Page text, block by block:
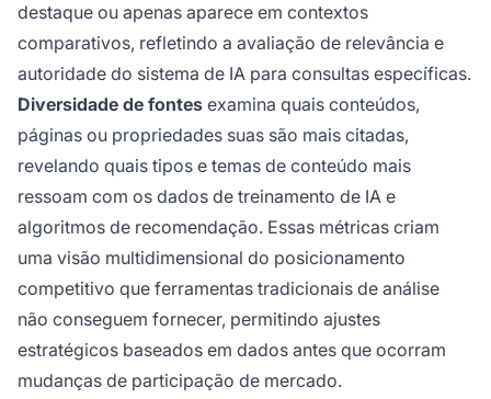
destaque ou apenas aparece em contextos
comparativos, refletindo a avaliação de relevância e
autoridade do sistema de IA para consultas específicas.
Diversidade de fontes examina quais conteúdos,
páginas ou propriedades suas são mais citadas,
revelando quais tipos e temas de conteúdo mais
ressoam com os dados de treinamento de IA e
algoritmos de recomendação. Essas métricas criam
uma visão multidimensional do posicionamento
competitivo que ferramentas tradicionais de análise
não conseguem fornecer, permitindo ajustes
estratégicos baseados em dados antes que ocorram
mudanças de participação de mercado.